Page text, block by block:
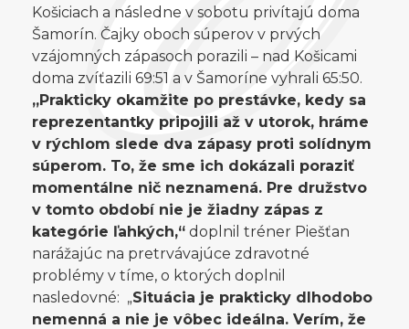
Košiciach a následne v sobotu privítajú doma
Šamorín. Čajky oboch súperov v prvých
vzájomných zápasoch porazili – nad Košicami
doma zvíťazili 69:51 a v Šamoríne vyhrali 65:50.
„Prakticky okamžite po prestávke, kedy sa
reprezentantky pripojili až v utorok, hráme
v rýchlom slede dva zápasy proti solídnym
súperom. To, že sme ich dokázali poraziť
momentálne nič neznamená. Pre družstvo
v tomto období nie je žiadny zápas z
kategórie ľahkých,“ doplnil tréner Piešťan
narážajúc na pretrvávajúce zdravotné
problémy v tíme, o ktorých doplnil
nasledovné: „Situácia je prakticky dlhodobo
nemenná a nie je vôbec ideálna. Verím, že